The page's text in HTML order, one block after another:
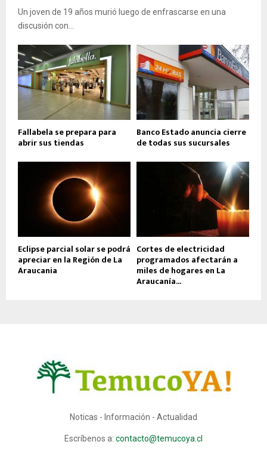
Un joven de 19 años murió luego de enfrascarse en una
discusión con...
Fallabela se prepara para
abrir sus tiendas
Banco Estado anuncia cierre
de todas sus sucursales
Eclipse parcial solar se podrá
apreciar en la Región de La
Araucania
Cortes de electricidad
programados afectarán a
miles de hogares en La
Araucanía...
Noticas - Información - Actualidad
Escríbenos a: contacto@temucoya.cl